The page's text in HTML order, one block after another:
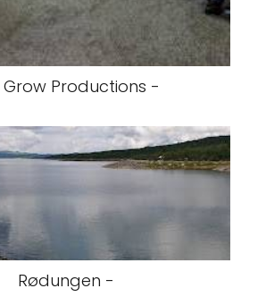
Grow Productions -
Rødungen -